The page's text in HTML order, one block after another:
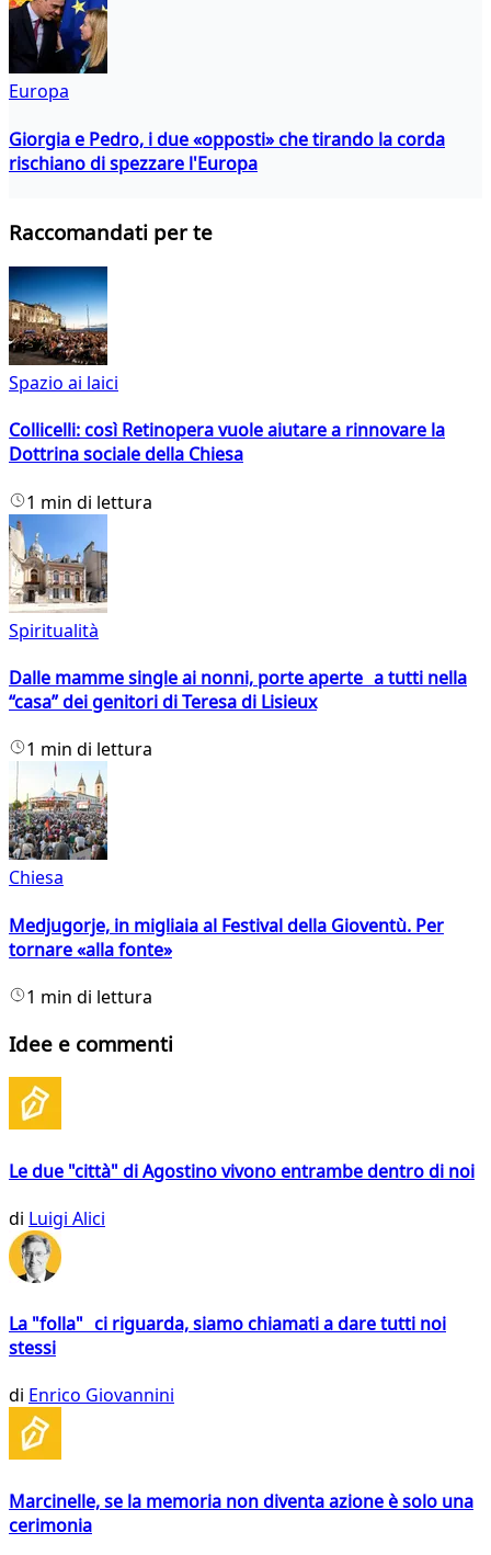
Europa
Giorgia e Pedro, i due «opposti» che tirando la corda
rischiano di spezzare l'Europa
Raccomandati per te
Spazio ai laici
Collicelli: così Retinopera vuole aiutare a rinnovare la
Dottrina sociale della Chiesa
1 min di lettura
Spiritualità
Dalle mamme single ai nonni, porte aperte a tutti nella
“casa” dei genitori di Teresa di Lisieux
1 min di lettura
Chiesa
Medjugorje, in migliaia al Festival della Gioventù. Per
tornare «alla fonte»
1 min di lettura
Idee e commenti
Le due "città" di Agostino vivono entrambe dentro di noi
di Luigi Alici
La "folla" ci riguarda, siamo chiamati a dare tutti noi
stessi
di Enrico Giovannini
Marcinelle, se la memoria non diventa azione è solo una
cerimonia